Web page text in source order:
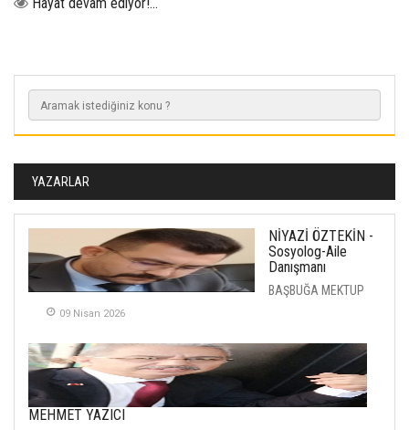
Hayat devam ediyor!...
YAZARLAR
NİYAZİ ÖZTEKİN -
Sosyolog-Aile
Danışmanı
BAŞBUĞA MEKTUP
09 Nisan 2026
MEHMET YAZICI